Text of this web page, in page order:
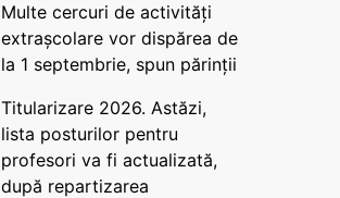
Multe cercuri de activități
extrașcolare vor dispărea de
la 1 septembrie, spun părinții
Titularizare 2026. Astăzi,
lista posturilor pentru
profesori va fi actualizată,
după repartizarea